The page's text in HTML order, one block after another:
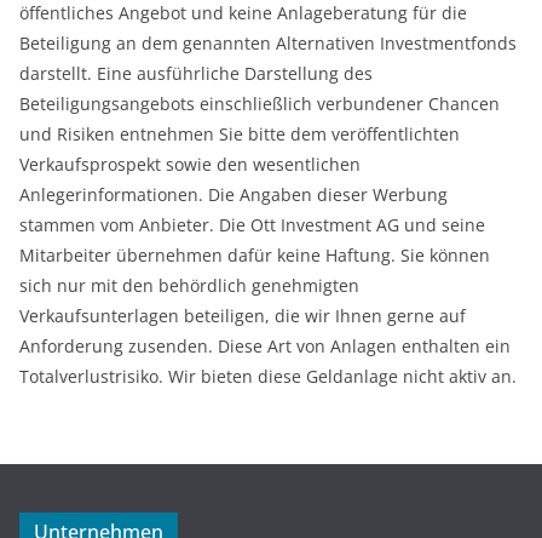
öffentliches Angebot und keine Anlageberatung für die
Beteiligung an dem genannten Alternativen Investmentfonds
darstellt. Eine ausführliche Darstellung des
Beteiligungsangebots einschließlich verbundener Chancen
und Risiken entnehmen Sie bitte dem veröffentlichten
Verkaufsprospekt sowie den wesentlichen
Anlegerinformationen. Die Angaben dieser Werbung
stammen vom Anbieter. Die Ott Investment AG und seine
Mitarbeiter übernehmen dafür keine Haftung. Sie können
sich nur mit den behördlich genehmigten
Verkaufsunterlagen beteiligen, die wir Ihnen gerne auf
Anforderung zusenden. Diese Art von Anlagen enthalten ein
Totalverlustrisiko. Wir bieten diese Geldanlage nicht aktiv an.
Unternehmen